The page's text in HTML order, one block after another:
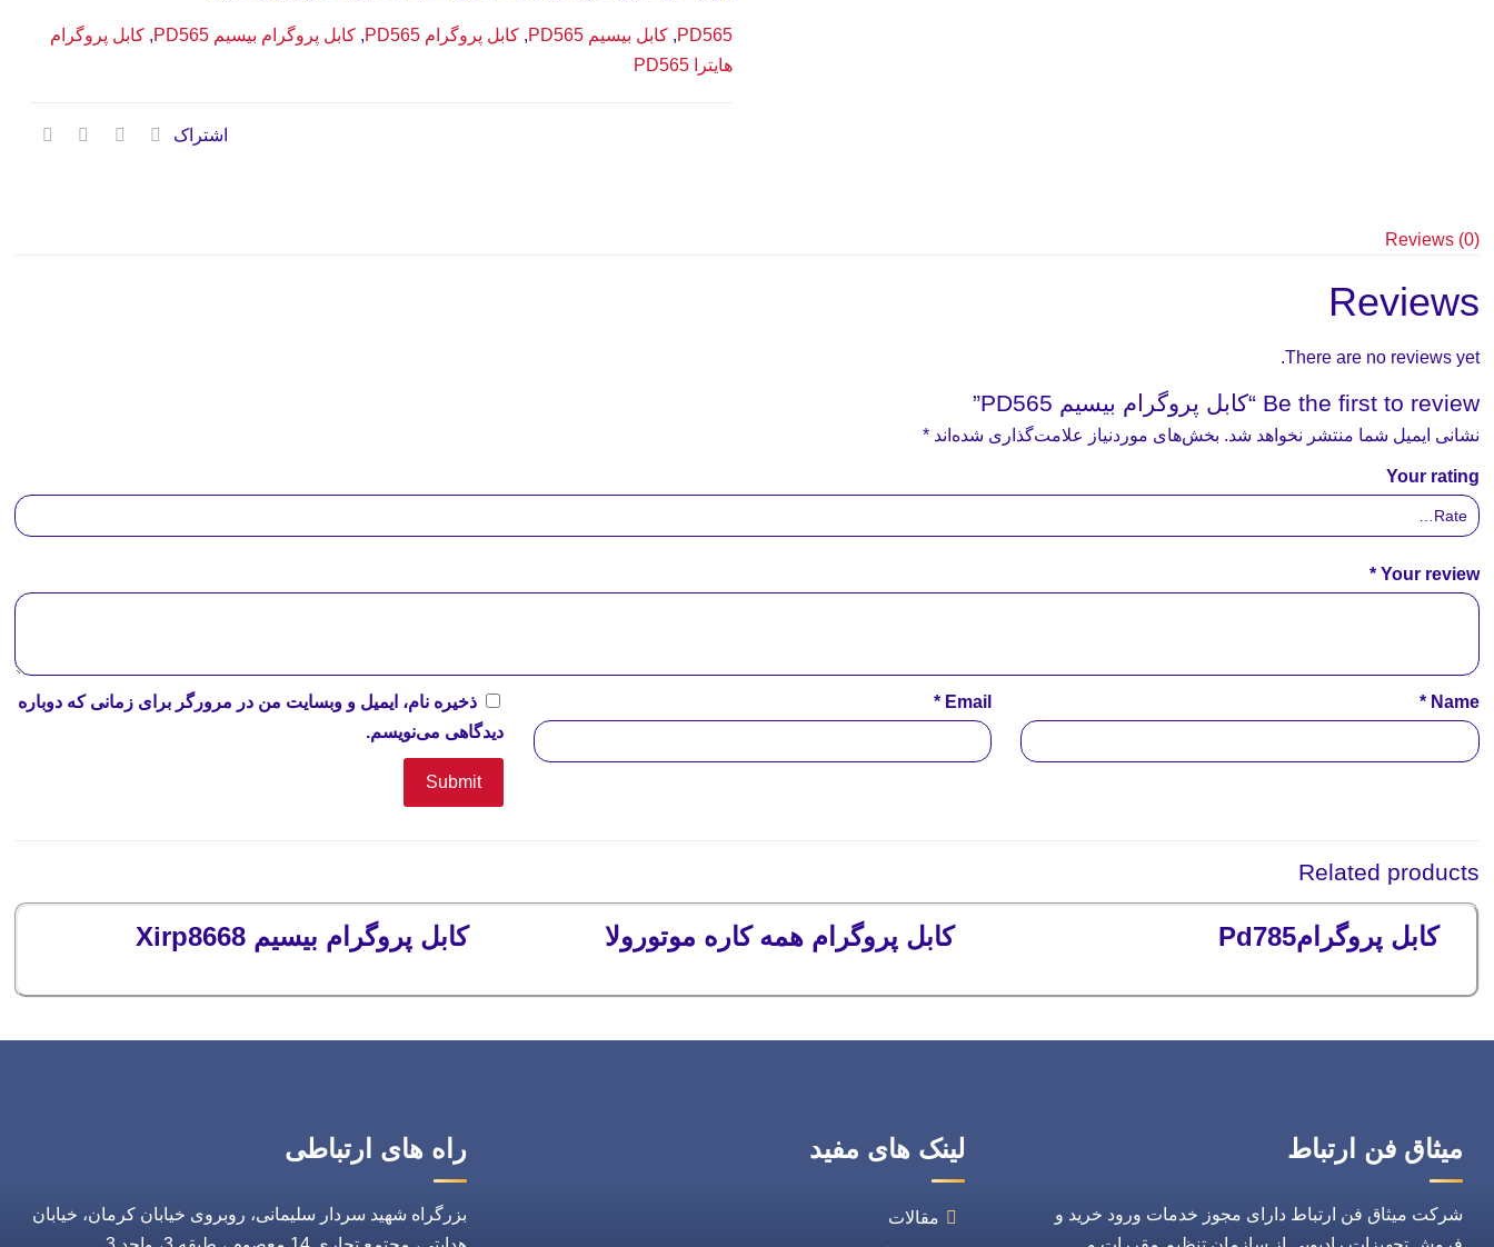
PD565
,کابل بیسیم PD565 ,کابل پروگرام PD565 ,کابل پروگرام بیسیم PD565 ,کابل پروگرام
هایترا PD565
اشتراک
Reviews (0)
Reviews
There are no reviews yet.
Be the first to review “کابل پروگرام بیسیم PD565”
نشانی ایمیل شما منتشر نخواهد شد. بخش‌های موردنیاز علامت‌گذاری شده‌اند*
Your rating
Your review
*
Name
*
Email
*
ذخیره نام، ایمیل و وبسایت من در مرورگر برای زمانی که دوباره
دیدگاهی می‌نویسم.
Related products
کابل پروگرامPd785 کابل پروگرام همه کاره موتورولا کابل پروگرام بیسیم Xirp8668
میثاق فن ارتباط
شرکت میثاق فن ارتباط دارای مجوز خدمات ورود خرید و
لینک های مفید
مقالات
راه های ارتباطی
بزرگراه شهید سردار سلیمانی، روبروی خیابان کرمان، خیابان